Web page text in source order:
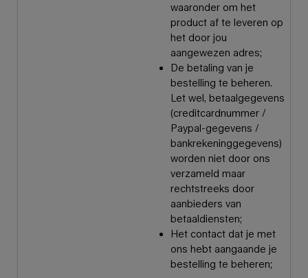
waaronder om het
product af te leveren op
het door jou
aangewezen adres;
De betaling van je
bestelling te beheren.
Let wel, betaalgegevens
(creditcardnummer /
Paypal-gegevens /
bankrekeninggegevens)
worden niet door ons
verzameld maar
rechtstreeks door
aanbieders van
betaaldiensten;
Het contact dat je met
ons hebt aangaande je
bestelling te beheren;